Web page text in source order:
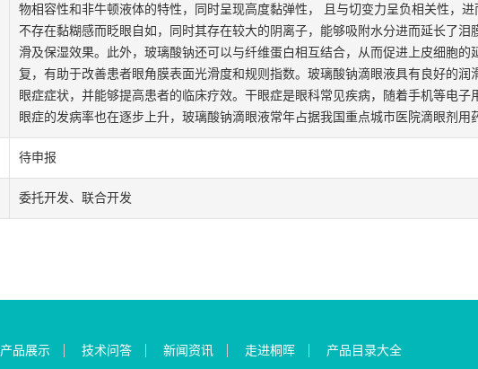
物相容性和非牛顿液体的特性，同时呈现高度黏弹性， 且与切变力呈负相关性，
不存在黏糊感而眨眼自如，同时其存在较大的阴离子，能够吸附水分进而延长了泪
滑及保湿效果。此外，玻璃酸钠还可以与纤维蛋白相互结合，从而促进上皮细胞的
复，有助于改善患者眼角膜表面光滑度和规则指数。玻璃酸钠滴眼液具有良好的润
眼症症状，并能够提高患者的临床疗效。干眼症是眼科常见疾病，随着手机等电
眼症的发病率也在逐步上升，玻璃酸钠滴眼液常年占据我国重点城市医院滴眼剂用
待申报
委托开发、联合开发
产品展示 技术问答 新闻资讯 走进桐晖 产品目录大全